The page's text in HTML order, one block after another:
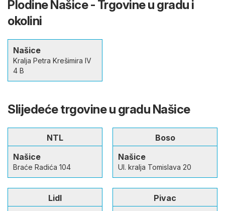
Plodine Našice - Trgovine u gradu i
okolini
Našice
Kralja Petra Krešimira IV
4 B
Slijedeće trgovine u gradu Našice
NTL
Našice
Braće Radića 104
Boso
Našice
Ul. kralja Tomislava 20
Lidl
Pivac